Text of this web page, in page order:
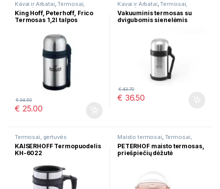
Kavai ir Arbatai,Termosai,
gertuvės
King Hoff, Peterhoff, Frico
Termosas 1,2l talpos
€ 25.00
€34.50
Kavai ir Arbatai,Termosai,
gertuvės
Vakuuminis termosas su
dvigubomis sienelėmis
€ 36.50
€43.70
Termosai, gertuvės
KAISERHOFF Termopuodelis
KH-6022
Maisto termosai, Termosai,
gertuvės
PETERHOF maisto termosas,
priešpiečių dėžutė